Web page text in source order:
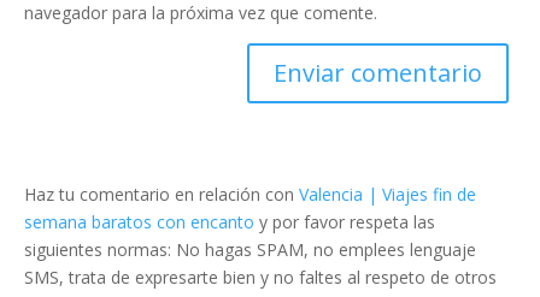
navegador para la próxima vez que comente.
Haz tu comentario en relación con Valencia | Viajes fin de
semana baratos con encanto y por favor respeta las
siguientes normas: No hagas SPAM, no emplees lenguaje
SMS, trata de expresarte bien y no faltes al respeto de otros